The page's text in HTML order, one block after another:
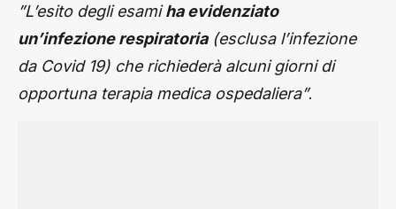
”L’esito degli esamiha evidenziato
un’infezione respiratoria(esclusa l’infezione
da Covid 19) che richiederà alcuni giorni di
opportuna terapia medica ospedaliera”.